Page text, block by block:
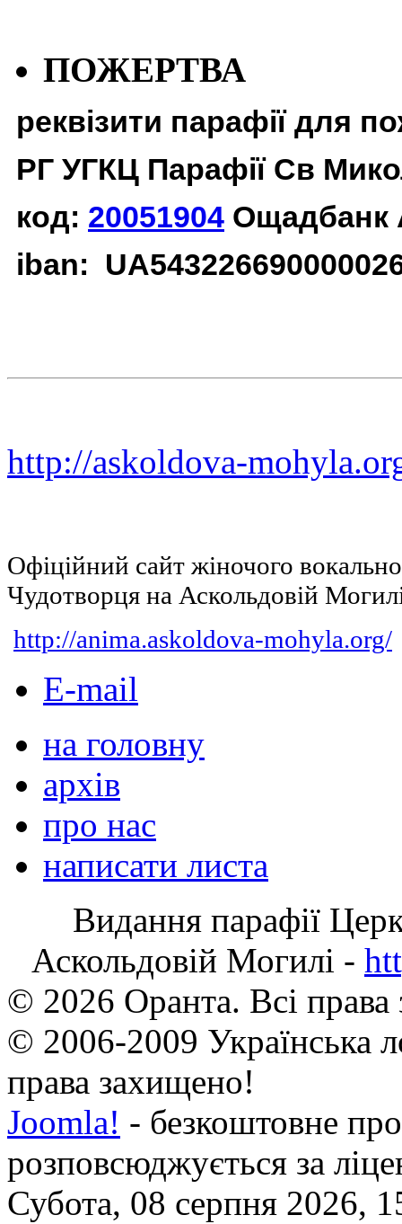
ПОЖЕРТВА
реквізити парафії для
РГ УГКЦ Парафії Св
код: 20051904 Ощадбанк
iban:
http://askoldova-
Офіційний сайт жіночого
Чудотворця на Аскольдовій
http://anima.askoldova-mohyla.org/
E-mail
на головну
архів
про нас
написати листа
Видання парафії
Аскольдовій Могилі -
© 2026 Оранта. Всі
© 2006-2009 Українська
права захищено!
Joomla! - безкоштовне
розповсюджується за
Субота, 08 серпня 2026,